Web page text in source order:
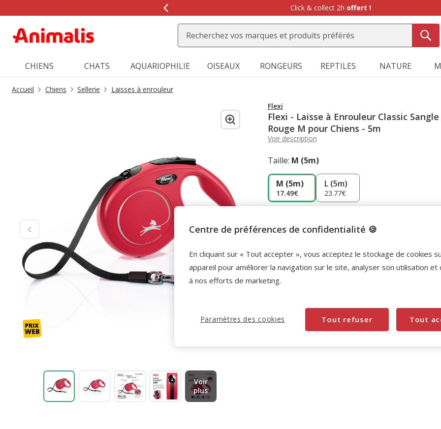
de
message,
sur votre première commande* avec Animalis+ |
CHIENS CHATS AQUARIOPHILIE OISEAUX RONGEURS REPTILES NATURE
Accueil Chiens Sellerie
Laisses à enrouleur
Flexi
Flexi - Laisse à Enrouleur Classic Sangle
Rouge M pour Chiens - 5m
Voir description
Voir
plus
Taille: M (5m)
M (5m)
17.49€
L (5m)
23.77€
Centre de préférences de confidentialité 🍪
En cliquant sur « Tout accepter », vous acceptez le stockage de cookies
appareil pour améliorer la navigation sur le site, analyser son utilisation et
à nos efforts de marketing.
Tout refuser Tout
Paramètres des cookies